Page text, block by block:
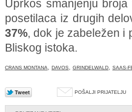
Uprkos smanjenju
posetilaca iz drugih
37%, dok je zabeležen i
Bliskog istoka.
CRANS MONTANA, DAVOS, GRINDELWALD, SAAS-
POŠALJI PRIJATELJU